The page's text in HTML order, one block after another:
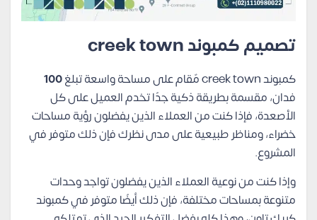
تصميم كمبوند creek town
كمبوند creek town مٌقام على مساحة واسعة تبلغ
فدان، مقسمة بطريقة ذكية جدًا تخدم العميل على كل
الأصعدة، فإذا كنت من العملاء الذين يفضلون رؤية مساحات
خضراء، ومناظر طبيعية على مدى نظرك فإن ذلك متوفر في
المشروع.
وإذا كنت من نوعية العملاء الذين يفضلون تواجد وحدات
متنوعة بمساحات مختلفة، فإن ذلك أيضًا متوفر في كمبوند